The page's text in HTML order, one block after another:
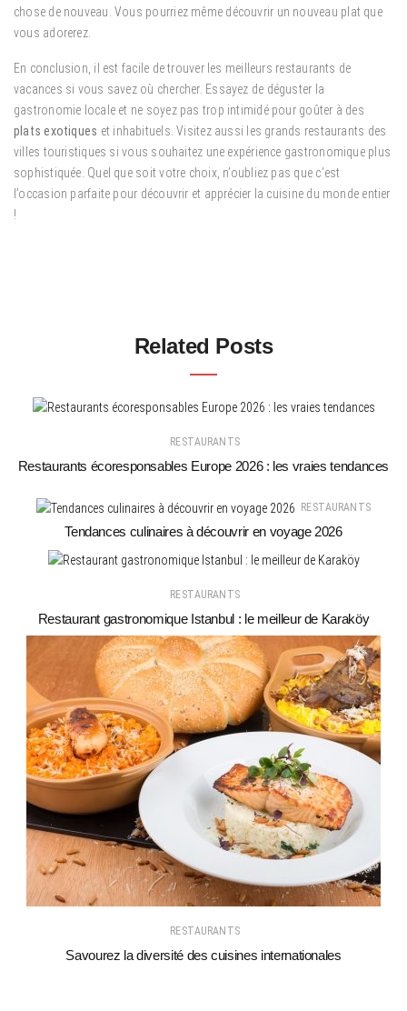
chose de nouveau. Vous pourriez même découvrir un nouveau plat que
vous adorerez.
En conclusion, il est facile de trouver les meilleurs restaurants de
vacances si vous savez où chercher. Essayez de déguster la
gastronomie locale et ne soyez pas trop intimidé pour goûter à des
plats exotiques et inhabituels. Visitez aussi les grands restaurants des
villes touristiques si vous souhaitez une expérience gastronomique plus
sophistiquée. Quel que soit votre choix, n’oubliez pas que c’est
l’occasion parfaite pour découvrir et apprécier la cuisine du monde entier
!
Related Posts
RESTAURANTS
Restaurants écoresponsables Europe 2026 : les vraies tendances
RESTAURANTS
Tendances culinaires à découvrir en voyage 2026
RESTAURANTS
Restaurant gastronomique Istanbul : le meilleur de Karaköy
RESTAURANTS
Savourez la diversité des cuisines internationales